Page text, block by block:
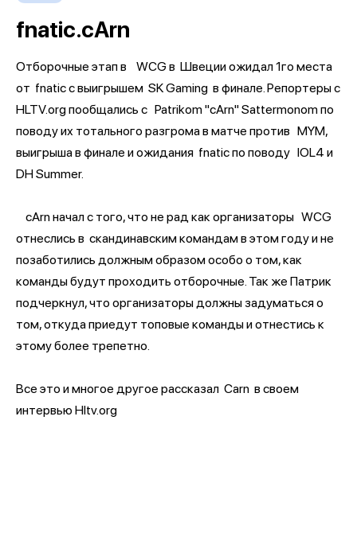
fnatic.cArn
Отборочные этап в WCG в Швеции ожидал 1го места
от fnatic с выигрышем SK Gaming в финале. Репортеры с
HLTV.org пообщались с Patrikom "cArn" Sattermonom по
поводу их тотального разгрома в матче против MYM,
выигрыша в финале и ожидания fnatic по поводу IOL4 и
DH Summer.
cArn начал с того, что не рад как организаторы WCG
отнеслись в скандинавским командам в этом году и не
позаботились должным образом особо о том, как
команды будут проходить отборочные. Так же Патрик
подчеркнул, что организаторы должны задуматься о
том, откуда приедут топовые команды и отнестись к
этому более трепетно.
Все это и многое другое рассказал Carn в своем
интервью Hltv.org